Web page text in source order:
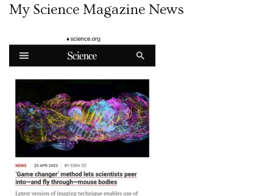
My Science Magazine News